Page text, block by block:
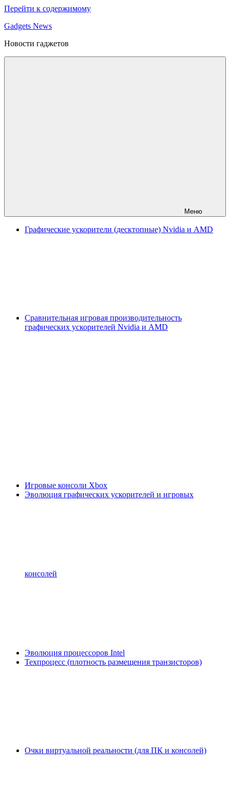
Перейти к содержимому
Gadgets News
Новости гаджетов
Меню
Графические ускорители (десктопные) Nvidia и AMD
Сравнительная игровая производительность
графических ускорителей Nvidia и AMD
Игровые консоли Xbox
Эволюция графических ускорителей и игровых
консолей
Эволюция процессоров Intel
Техпроцесс (плотность размещения транзисторов)
Очки виртуальной реальности (для ПК и консолей)